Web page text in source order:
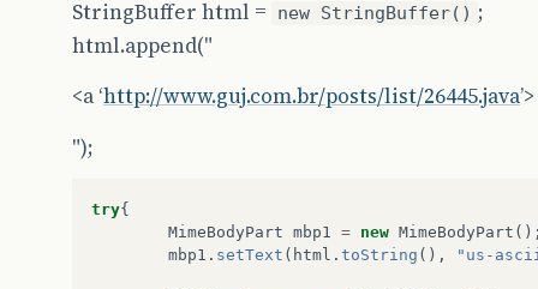
StringBuffer html =
new StringBuffer() ;
html.append("
<a ‘http://www.guj.com.br/posts/list/26445.java’>
");
try{
MimeBodyPart mbp1 = new MimeBodyPart
mbp1 . setText ( html . toString (), "us-